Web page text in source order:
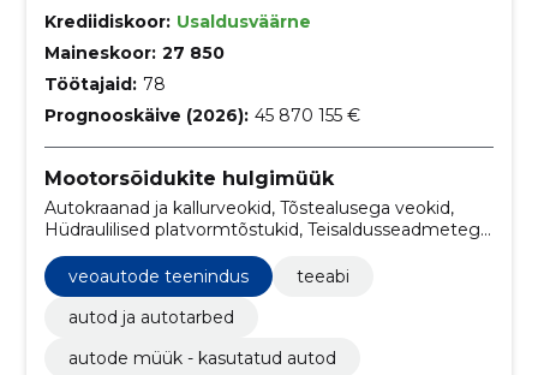
Krediidiskoor: Usaldusväärne
Maineskoor: 27 850
Töötajaid: 78
Prognooskäive (2026): 45 870 155 €
Mootorsõidukite hulgimüük
Autokraanad ja kallurveokid, Tõstealusega veokid,
Hüdraulilised platvormtõstukid, Teisaldusseadmetega
Veoautode müük, Veoautode varuosad, Veoautode
teenindus, Veduksõidukid
veoautode teenindus
teeabi
autod ja autotarbed
autode müük - kasutatud autod